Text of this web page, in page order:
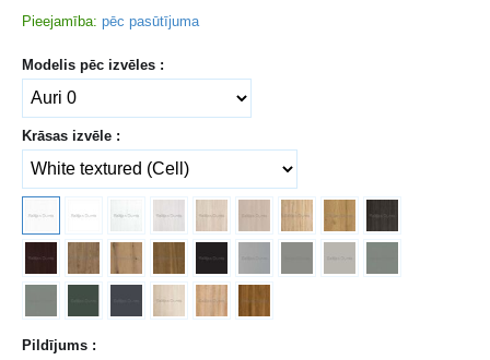
Pieejamība: pēc pasūtījuma
Modelis pēc izvēles :
Krāsas izvēle :
Pildījums :